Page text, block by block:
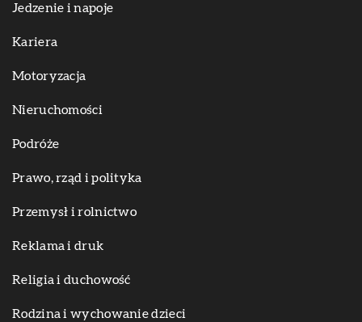
Jedzenie i napoje
Kariera
Motoryzacja
Nieruchomości
Podróże
Prawo, rząd i polityka
Przemysł i rolnictwo
Reklama i druk
Religia i duchowość
Rodzina i wychowanie dzieci